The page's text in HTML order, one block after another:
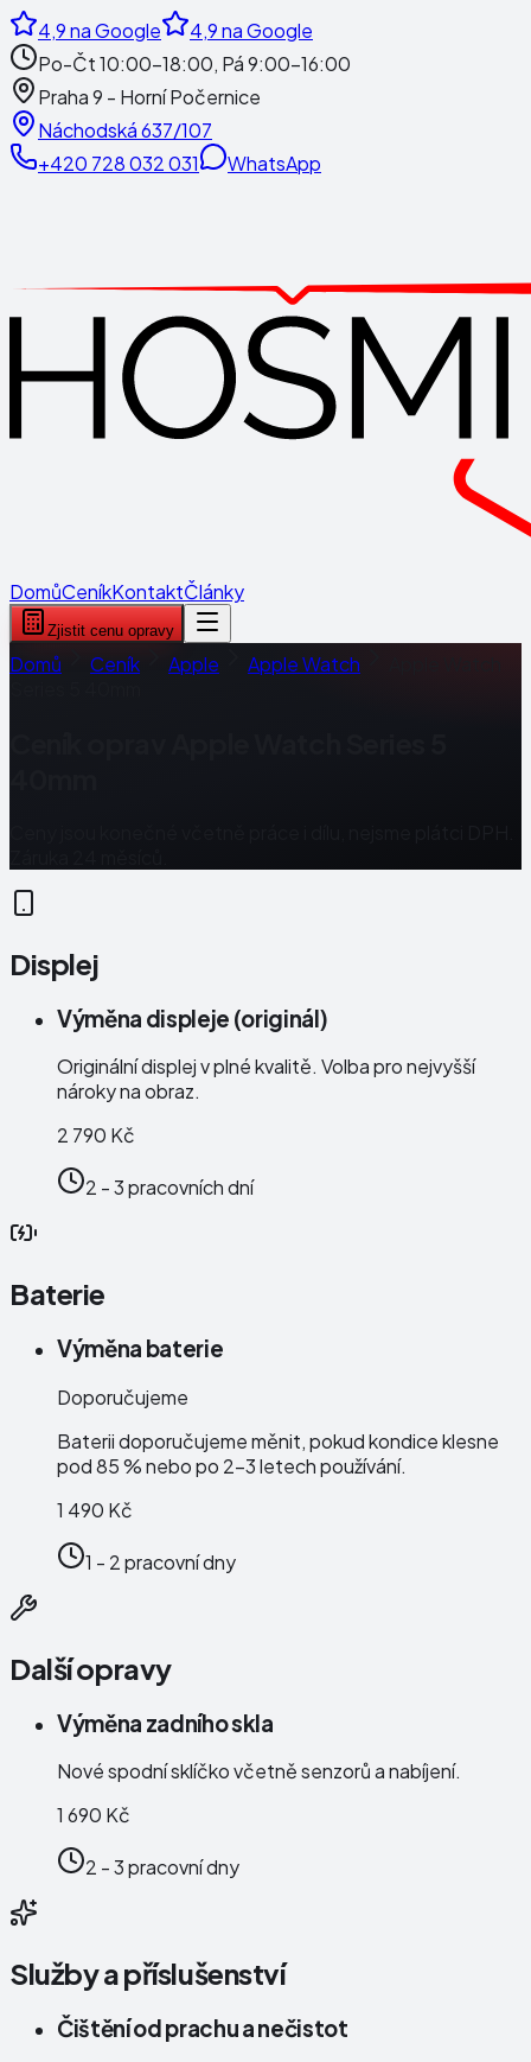
4,9na Google 4,9na Google
Po-Čt 10:00-18:00, Pá 9:00-16:00
Praha 9 - Horní Počernice
Náchodská 637/107
+420 728 032 031
WhatsApp
DomůCeníkKontaktČlánky
Zjistit cenu opravy
Domů Ceník Apple Apple Watch
Displej
Výměna displeje (originál)
Originální displej v plné kvalitě. Volba pro nejvyšší
nároky na obraz.
2 790 Kč
2 - 3 pracovních dní
Baterie
Výměna baterie
Doporučujeme
Baterii doporučujeme měnit, pokud kondice klesne
pod 85 % nebo po 2–3 letech používání.
1 490 Kč
1 - 2 pracovní dny
Další opravy
Výměna zadního skla
Nové spodní sklíčko včetně senzorů a nabíjení.
1 690 Kč
2 - 3 pracovní dny
Služby a příslušenství
Čištění od prachu a nečistot